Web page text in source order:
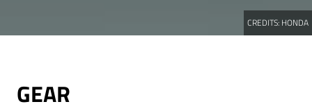
CREDITS: HONDA
GEAR